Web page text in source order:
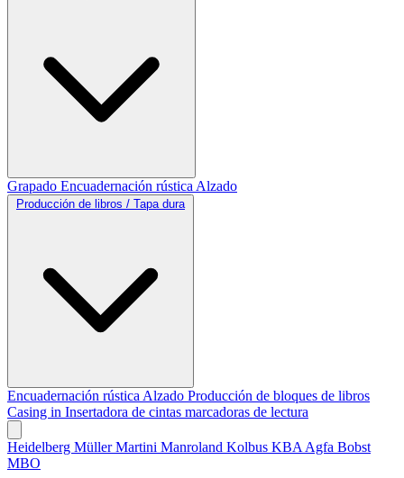
Grapado Encuadernación rústica Alzado
Producción de libros / Tapa dura
Encuadernación rústica Alzado Producción de bloques de libros
Casing in Insertadora de cintas marcadoras de lectura
Heidelberg Müller Martini Manroland Kolbus KBA Agfa Bobst
MBO